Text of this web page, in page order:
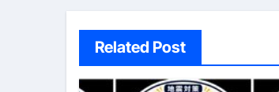
Related Post